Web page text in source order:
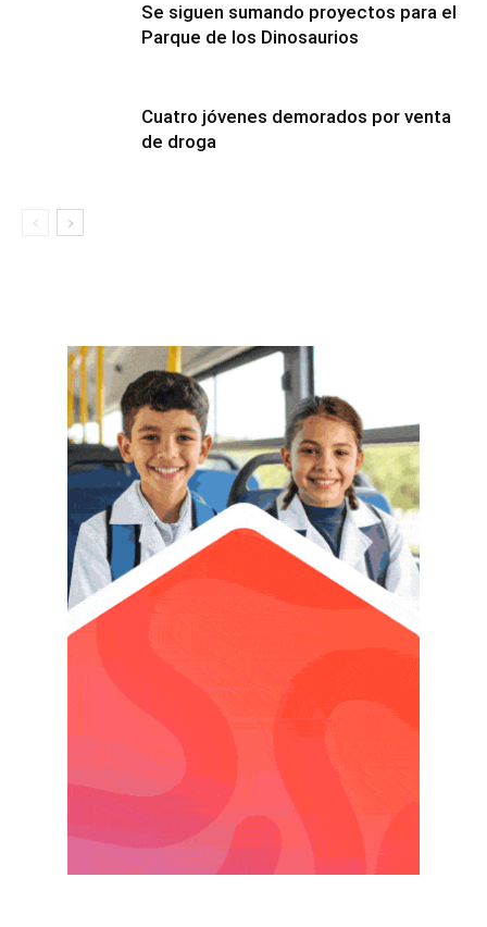
Se siguen sumando proyectos para el
Parque de los Dinosaurios
Cuatro jóvenes demorados por venta
de droga